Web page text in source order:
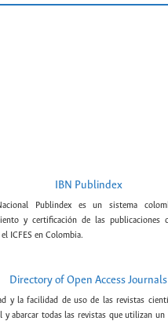
IBN Publindex
Publindex es un sistema
y certificación de las publicaciones
ICFES en Colombia.
Directory of Open Access Journals
y la facilidad de uso de las revistas
y abarcar todas las revistas que utilizan